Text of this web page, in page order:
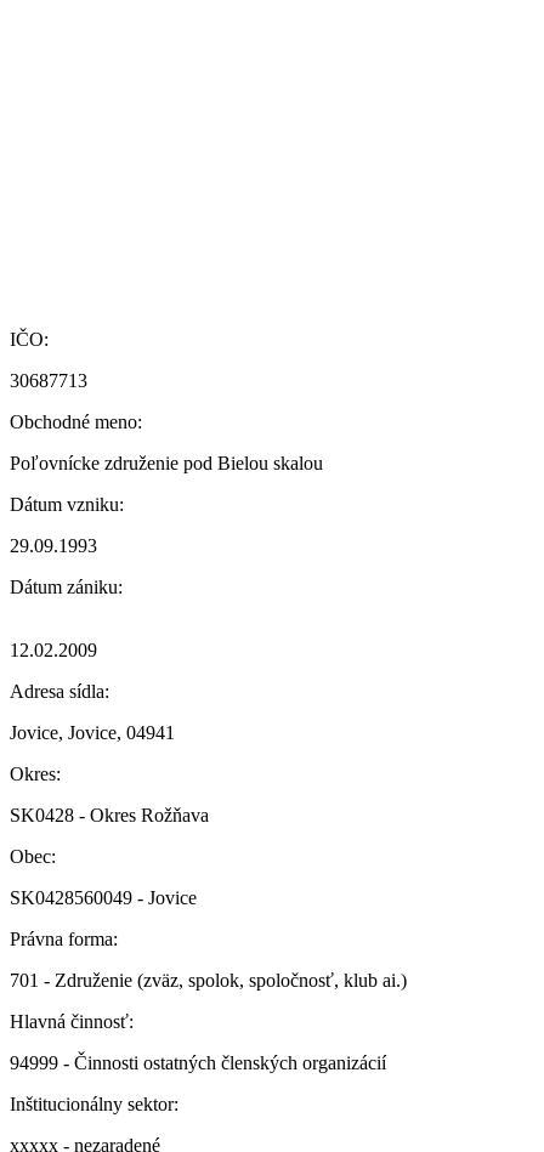
IČO:
30687713
Obchodné meno:
Poľovnícke združenie pod Bielou skalou
Dátum vzniku:
29.09.1993
Dátum zániku:
12.02.2009
Adresa sídla:
Jovice, Jovice, 04941
Okres:
SK0428 - Okres Rožňava
Obec:
SK0428560049 - Jovice
Právna forma:
701 - Združenie (zväz, spolok, spoločnosť, klub ai.)
Hlavná činnosť:
94999 - Činnosti ostatných členských organizácií
Inštitucionálny sektor:
xxxxx - nezaradené